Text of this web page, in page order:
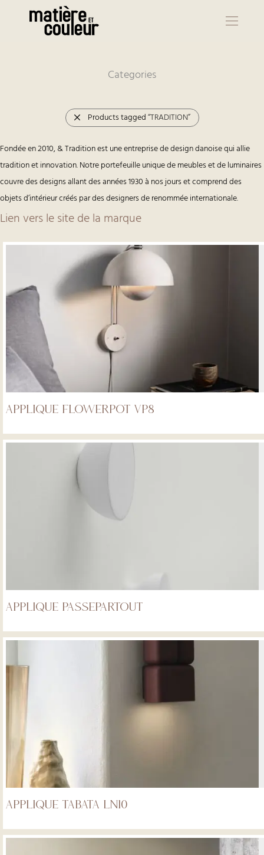
Categories
Products tagged“TRADITION”
Fondée en 2010, & Tradition est une entreprise de design danoise qui allie
tradition et innovation. Notre portefeuille unique de meubles et de luminaires
couvre des designs allant des années 1930 à nos jours et comprend des
objets d’intérieur créés par des designers de renommée internationale.
Lien vers le site de la marque
APPLIQUE FLOWERPOT VP8
Applique Passepartout
Applique Tabata LN10